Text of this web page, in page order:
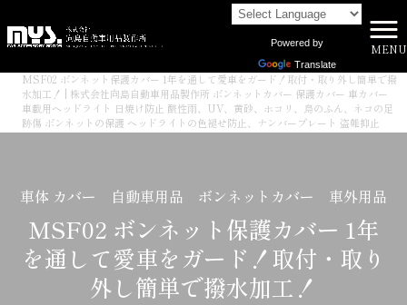
Powered by
Translate
MENU
商品一覧
>
MSF02 ボンネット保護カバー 1年を通して愛車をガード！取付・取り外し簡単で撥
水加工！ | 株式会社向島自動車用品製作所 ボンネットカバー 保護カバー 車カバー
車載用ヘッドライト 日焼け防止 酸性雨、UV、黄砂、ホコリ、鳥のふん、ネコの足
跡傷 ボンネットの保護 ヘッドライトの色褪せ防止、ナンバープレート 盗難抑止
車体 カバー 自動車用品 ボンネットカバー 車外用品
MSF02 ボンネット保護カバー 1年
を通して愛車をガード！取付・取り
外し簡単で撥水加工！